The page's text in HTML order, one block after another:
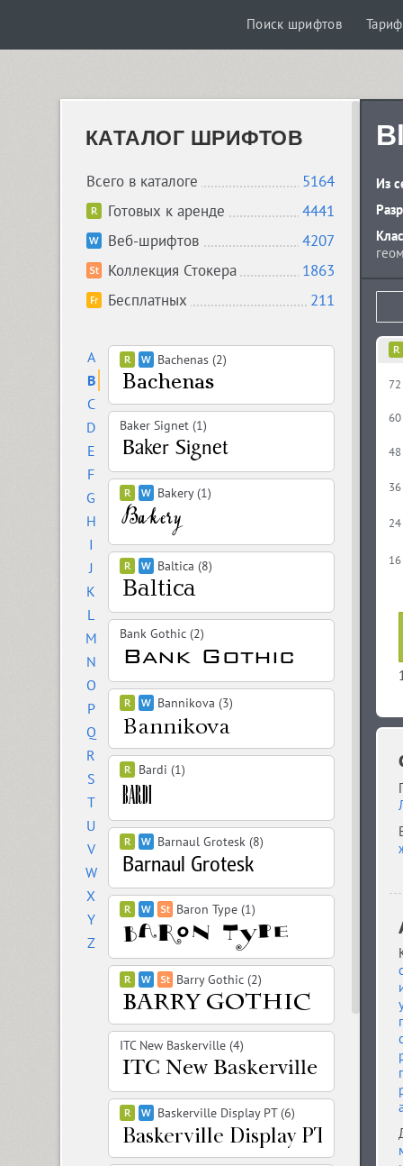
Поиск шрифтов
КАТАЛОГ ШРИФТОВ
Всего в каталоге
5164
Готовых к аренде
4441
Веб-шрифтов
4207
Коллекция Стокера
1863
Бесплатных
211
A
B
C
D
E
F
G
H
I
J
K
L
M
N
O
P
Q
R
S
T
U
V
W
X
Y
Z
Bachenas (2)
Baker Signet (1)
Bakery (1)
Baltica (8)
Bank Gothic (2)
Bannikova (3)
Bardi (1)
Barnaul Grotesk (8)
Baron Type (1)
Barry Gothic (2)
ITC New Baskerville (4)
Baskerville Display PT (6)
Из